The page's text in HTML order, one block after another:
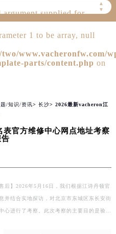
▲
▼
supplied for
countryt/two/
header.php on
1 to be array, null
www.vacheronfw.com/
parts/content.php on
题/知识/资讯> 长沙> 2026最新vacheron江
官方维修中心网点地址考察
后】2026年5月16日，我们根据江诗丹顿官
并结合实地探访，对北京市东城区东长安街
心进行了考察。此次考察的主要目的是验证